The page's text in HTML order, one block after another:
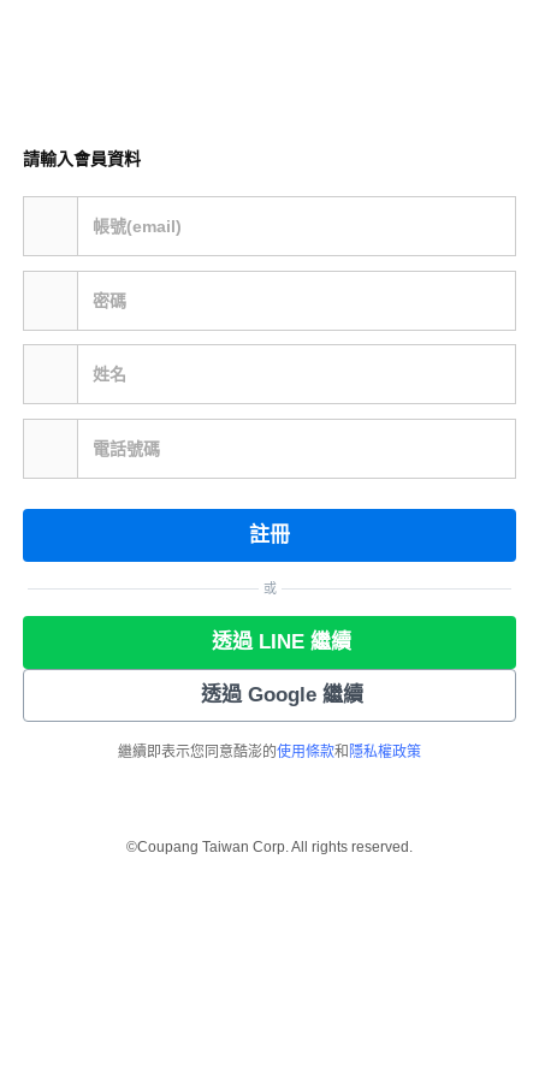
請輸入會員資料
帳號(email)
密碼
姓名
電話號碼
註冊
或
透過 LINE 繼續
透過 Google 繼續
繼續即表示您同意酷澎的使用條款和 隱私權政策
©Coupang Taiwan Corp. All rights reserved.